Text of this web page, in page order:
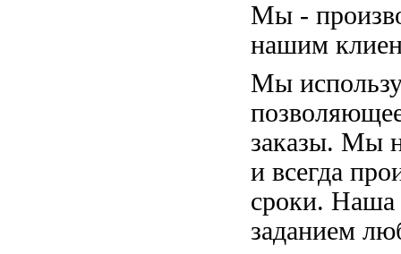
Мы -
нашим
Мы
заказы. Мы
и всегда
сроки. Наша
заданием